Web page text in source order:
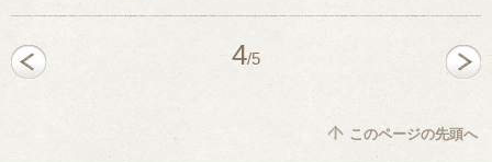
4/5
このページの先頭へ